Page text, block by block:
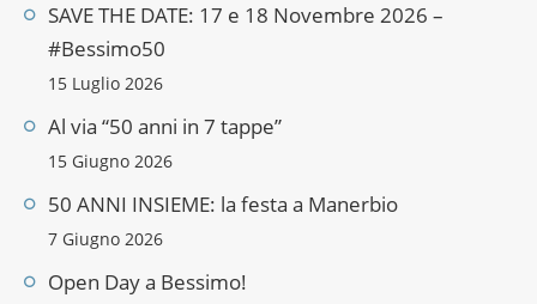
SAVE THE DATE: 17 e 18 Novembre 2026 –
#Bessimo50
15 Luglio 2026
Al via “50 anni in 7 tappe”
15 Giugno 2026
50 ANNI INSIEME: la festa a Manerbio
7 Giugno 2026
Open Day a Bessimo!